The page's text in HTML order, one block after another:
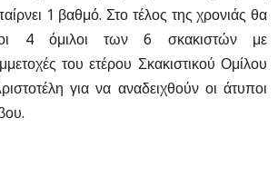
1 βαθμό.Στο τέλος της χρονιάς θα
οι 4 όμιλοι των 6 σκακιστών με
του ετέρου Σκακιστικού Ομίλου
για να αναδειχθούν οι άτυποι